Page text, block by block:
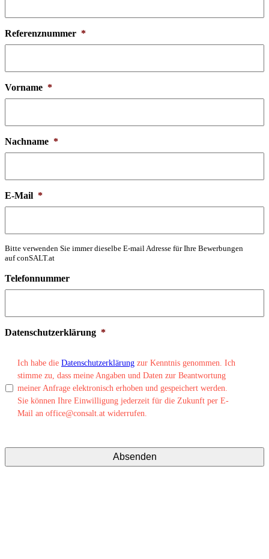
Referenznummer *
Vorname *
Nachname *
E-Mail *
Bitte verwenden Sie immer dieselbe E-mail Adresse für Ihre Bewerbungen
auf conSALT.at
Telefonnummer
Datenschutzerklärung *
Ich habe die Datenschutzerklärung zur Kenntnis genommen. Ich
stimme zu, dass meine Angaben und Daten zur Beantwortung
meiner Anfrage elektronisch erhoben und gespeichert werden.
Sie können Ihre Einwilligung jederzeit für die Zukunft per E-
Mail an office@consalt.at widerrufen.